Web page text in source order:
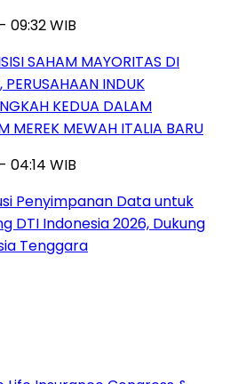
09:32 WIB
SAHAM MAYORITAS DI
PERUSAHAAN INDUK
KEDUA DALAM
MEREK MEWAH ITALIA BARU
04:14 WIB
Penyimpanan Data untuk
DTI Indonesia 2026, Dukung
Tenggara